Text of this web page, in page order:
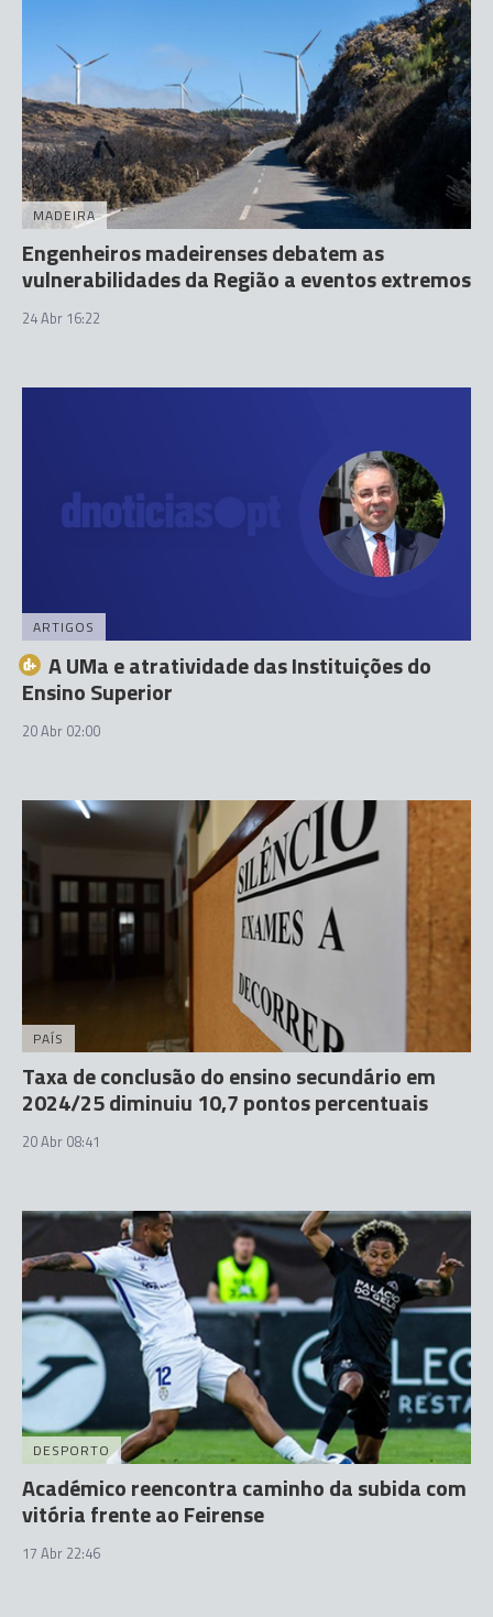
MADEIRA
Engenheiros madeirenses debatem as
vulnerabilidades da Região a eventos extremos
24 Abr 16:22
ARTIGOS
A UMa e atratividade das Instituições do
Ensino Superior
20 Abr 02:00
PAÍS
Taxa de conclusão do ensino secundário em
2024/25 diminuiu 10,7 pontos percentuais
20 Abr 08:41
DESPORTO
Académico reencontra caminho da subida com
vitória frente ao Feirense
17 Abr 22:46